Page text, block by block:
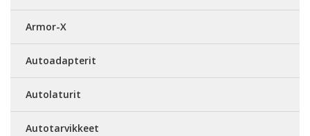
Armor-X
Autoadapterit
Autolaturit
Autotarvikkeet